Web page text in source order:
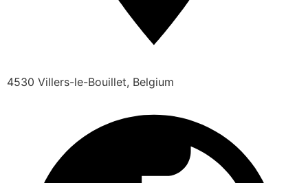
4530 Villers-le-Bouillet, Belgium